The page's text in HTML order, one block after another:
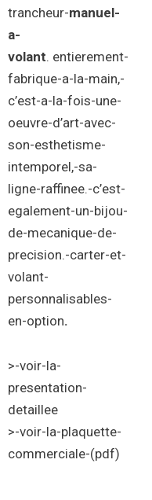
trancheur-manuel-
a-
volant. entierement-
fabrique-a-la-main,-
c’est-a-la-fois-une-
oeuvre-d’art-avec-
son-esthetisme-
intemporel,-sa-
ligne-raffinee.-c’est-
egalement-un-bijou-
de-mecanique-de-
precision.-carter-et-
volant-
personnalisables-
en-option.
>-voir-la-
presentation-
detaillee
>-voir-la-plaquette-
commerciale-(pdf)